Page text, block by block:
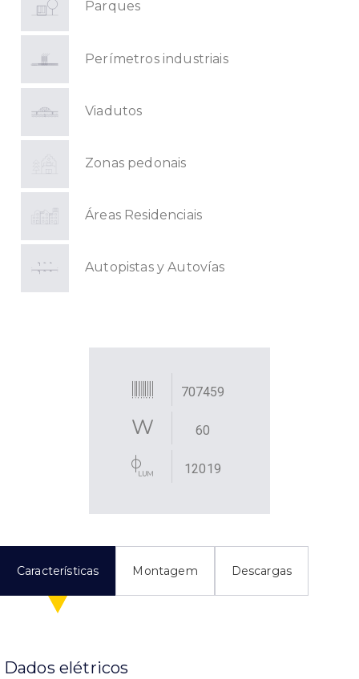
Parques
Perímetros industriais
Viadutos
Zonas pedonais
Áreas Residenciais
Autopistas y Autovías
707459
60
12019
Características Montagem Descargas
Dados elétricos